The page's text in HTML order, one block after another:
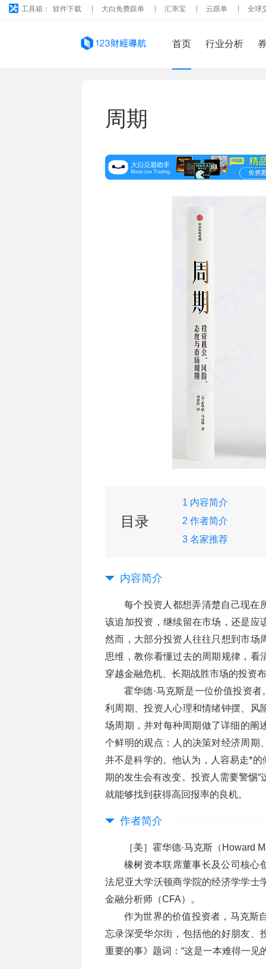
工具箱： 软件下载 大白免费跟单 汇率宝 云跟单 全球
首页 行业分析
周期
目录
1 内容简介
2 作者简介
3 名家推荐
内容简介
每个投资人都想弄清楚自己现在
该追加投资，继续留在市场，还是应
然而，大部分投资人往往只想到市场
思维，教你看懂过去的周期规律，看
穿越金融危机、长期战胜市场的投资
霍华德·马克斯是一位价值投资
利周期、投资人心理和情绪钟摆、风
场周期，并对每种周期做了详细的阐
个鲜明的观点：人的决策对经济周期
并不是科学的。他认为，人容易走*
期的发生会有改变。投资人需要警惕
就能够找到获得高回报率的良机。
作者简介
［美］霍华德·马克斯（Howard
橡树资本联席董事长及公司核心
法尼亚大学沃顿商学院的经济学学士
金融分析师（CFA）。
作为世界的价值投资者，马克斯
忘录深受华尔街，包括他的好朋友、
重要的事》题词：“这是一本难得一见